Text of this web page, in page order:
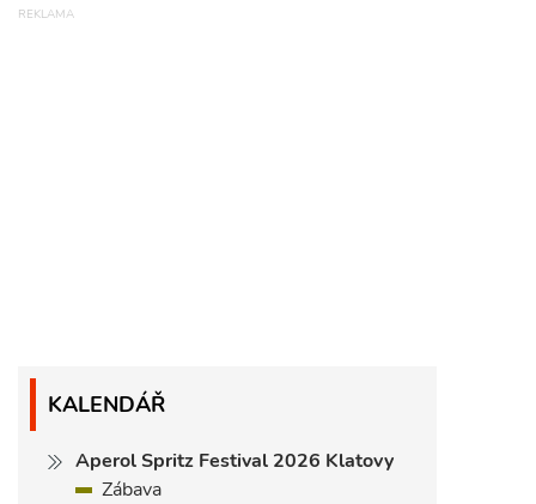
KALENDÁŘ
Aperol Spritz Festival 2026 Klatovy
Zábava